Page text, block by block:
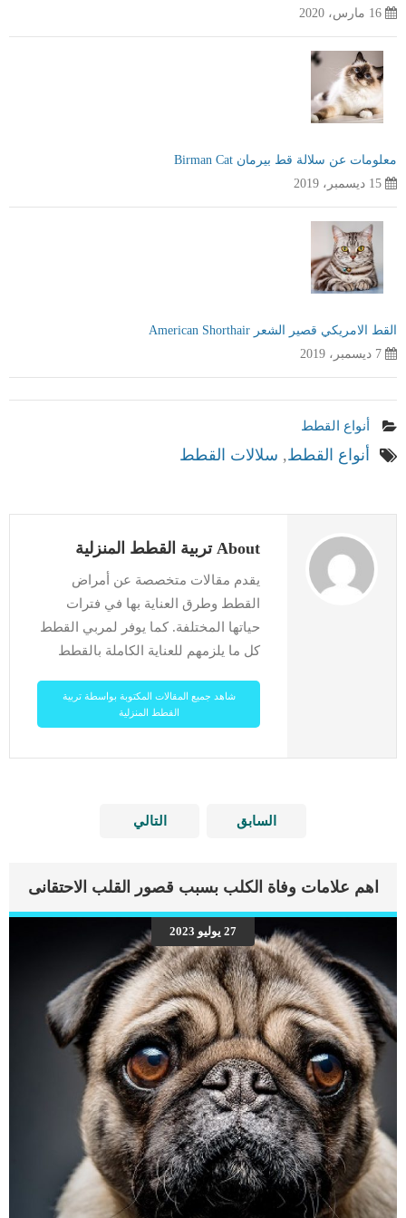
16 مارس، 2020
معلومات عن سلالة قط بيرمان Birman Cat
15 ديسمبر، 2019
القط الامريكي قصير الشعر American Shorthair
7 ديسمبر، 2019
أنواع القطط
أنواع القطط, سلالات القطط
About تربية القطط المنزلية
يقدم مقالات متخصصة عن أمراض
القطط وطرق العناية بها في فترات
حياتها المختلفة. كما يوفر لمربي القطط
كل ما يلزمهم للعناية الكاملة بالقطط
شاهد جميع المقالات المكتوبة بواسطة تربية
القطط المنزلية
السابق التالي
اهم علامات وفاة الكلب بسبب قصور القلب الاحتقانى
27 يوليو 2023